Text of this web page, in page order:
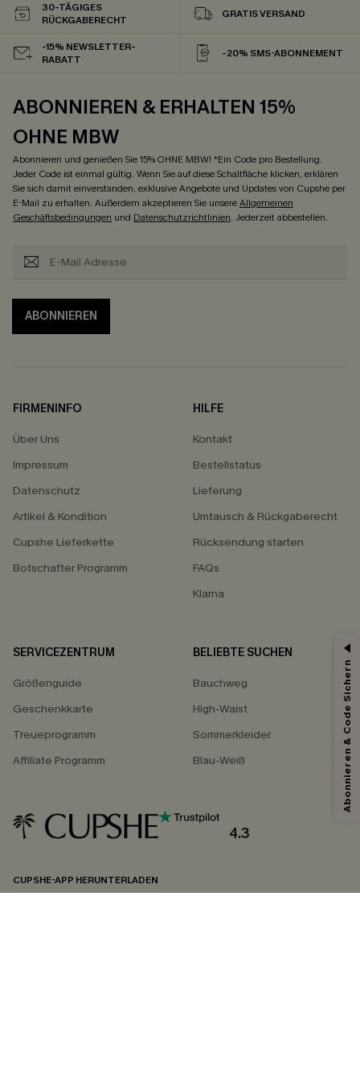
30-TÄGIGES
RÜCKGABERECHT
GRATIS VERSAND
-15% NEWSLETTER-
RABATT
-20% SMS-ABONNEMENT
ABONNIEREN & ERHALTEN 15%
OHNE MBW
Abonnieren und genießen Sie 15% OHNE MBW! *Ein Code pro Bestellung.
Jeder Code ist einmal gültig. Wenn Sie auf diese Schaltfläche klicken, erklären
Sie sich damit einverstanden, exklusive Angebote und Updates von Cupshe per
E-Mail zu erhalten. Außerdem akzeptieren Sie unsereAllgemeinen
Geschäftsbedingungen und Datenschutzrichtlinien. Jederzeit abbestellen.
ABONNIEREN
FIRMENINFO
Über Uns
Impressum
Datenschutz
Artikel & Kondition
Cupshe Lieferkette
Botschafter Programm
HILFE
Kontakt
Bestellstatus
Lieferung
Umtausch & Rückgaberecht
Rücksendung starten
FAQs
Klarna
SERVICEZENTRUM
Größenguide
Geschenkkarte
Treueprogramm
Affiliate Programm
BELIEBTE SUCHEN
Bauchweg
High-Waist
Sommerkleider
Blau-Weiß
4.3
CUPSHE-APP HERUNTERLADEN
15% ERHALTEN
15% ohne MBW für E-Mail-Abonnenten.
*Ein Code pro Bestellung. Jeder Code ist einmal gültig.
undDatenschutzbestimmungen. Sie können sich jederzeit abmelden.
Abonnieren & Code Sichern